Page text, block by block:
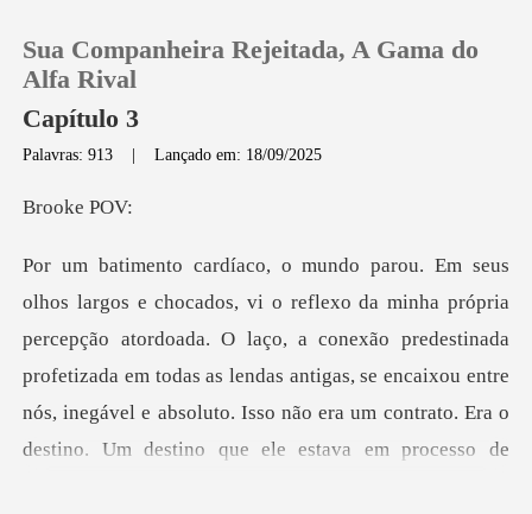
Histórico
Sair
Baixar App
Sua Companheira Rejeitada, A Gama do
Alfa Rival
Capítulo 3
Palavras: 913 |Lançado em: 18/09/2025
oke
pção atordoada. O laço, a conexão predestinada
profetizada em todas as lendas antigas, se encaixou entre
nós,